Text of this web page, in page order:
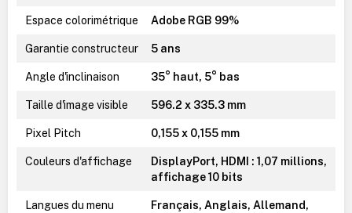
Espace colorimétrique Adobe RGB 99%
Garantie constructeur 5 ans
Angle d'inclinaison 35° haut, 5° bas
Taille d'image visible 596.2 x 335.3 mm
Pixel Pitch 0,155 x 0,155 mm
Couleurs d'affichage
DisplayPort, HDMI : 1,07 millions,
affichage 10 bits
Langues du menu
Français, Anglais, Allemand,